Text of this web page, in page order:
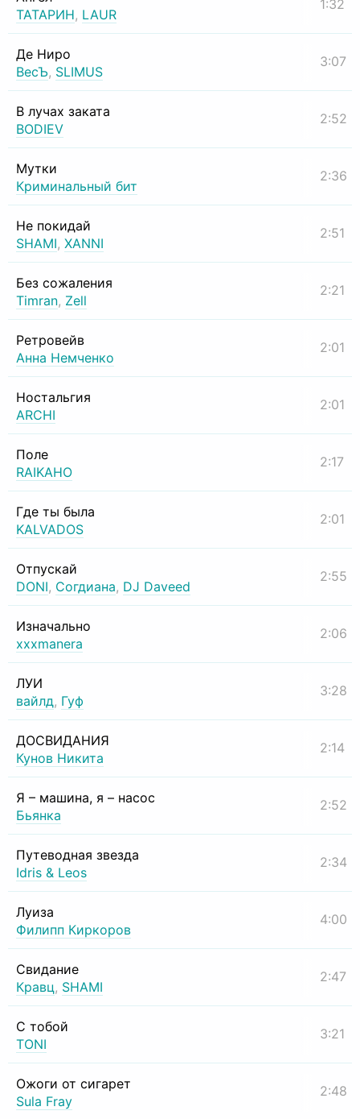
ТАТАРИН, LAUR
1:32
Де Ниро
ВесЪ, SLIMUS
3:07
В лучах заката
BODIEV
2:52
Мутки
Криминальный бит
2:36
Не покидай
SHAMI, XANNI
2:51
Без сожаления
Timran, Zell
2:21
Ретровейв
Анна Немченко
2:01
Ностальгия
ARCHI
2:01
Поле
RAIKAHO
2:17
Где ты была
KALVADOS
2:01
Отпускай
DONI, Согдиана, DJ Daveed
2:55
Изначально
xxxmanera
2:06
ЛУИ
вайлд, Гуф
3:28
ДОСВИДАНИЯ
Кунов Никита
2:14
Я – машина, я – насос
Бьянка
2:52
Путеводная звезда
Idris & Leos
2:34
Луиза
Филипп Киркоров
4:00
Свидание
Кравц, SHAMI
2:47
С тобой
TONI
3:21
Ожоги от сигарет
Sula Fray
2:48